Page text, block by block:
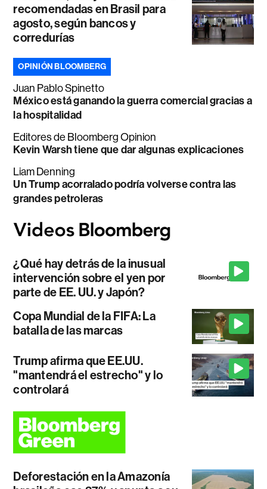
recomendadas en Brasil para
agosto, según bancos y
corredurías
OPINIÓN BLOOMBERG
Juan Pablo Spinetto
México está ganando la guerra comercial gracias a
la hospitalidad
Editores de Bloomberg Opinion
Kevin Warsh tiene que dar algunas explicaciones
Liam Denning
Un Trump acorralado podría volverse contra las
grandes petroleras
¿Qué hay detrás de la inusual
intervención sobre el yen por
parte de EE. UU. y Japón?
Copa Mundial de la FIFA: La
batalla de las marcas
Trump afirma que EE.UU.
"mantendrá el estrecho" y lo
controlará
Deforestación en la Amazonía